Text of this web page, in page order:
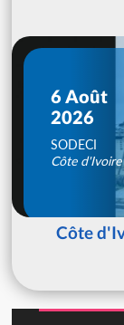
6 Août
2026
SODECI
Côte d'Ivoire
Côte